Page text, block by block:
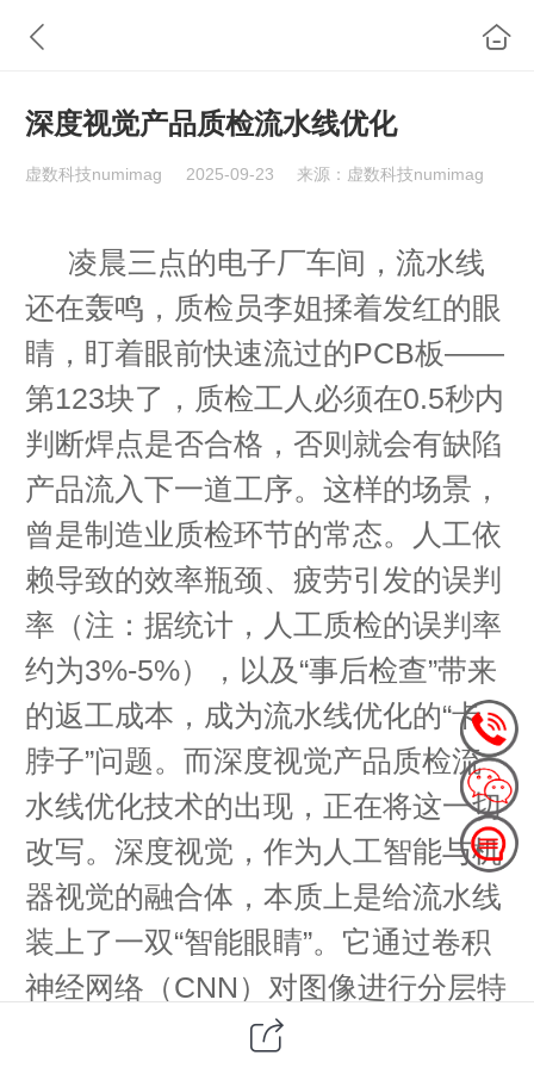
深度视觉产品质检流水线优化
虚数科技numimag 2025-09-23 来源：虚数科技numimag
凌晨三点的电子厂车间，流水线
还在轰鸣，质检员李姐揉着发红的眼
睛，盯着眼前快速流过的PCB板——
第123块了，质检工人必须在0.5秒内
判断焊点是否合格，否则就会有缺陷
产品流入下一道工序。这样的场景，
曾是制造业质检环节的常态。人工依
赖导致的效率瓶颈、疲劳引发的误判
率（注：据统计，人工质检的误判率
约为3%-5%），以及“事后检查”带来
的返工成本，成为流水线优化的“卡
脖子”问题。而深度视觉产品质检流
水线优化技术的出现，正在将这一切
改写。深度视觉，作为人工智能与机
器视觉的融合体，本质上是给流水线
装上了一双“智能眼睛”。它通过卷积
神经网络（CNN）对图像进行分层特
征提取，能精准识别微小缺陷。更关